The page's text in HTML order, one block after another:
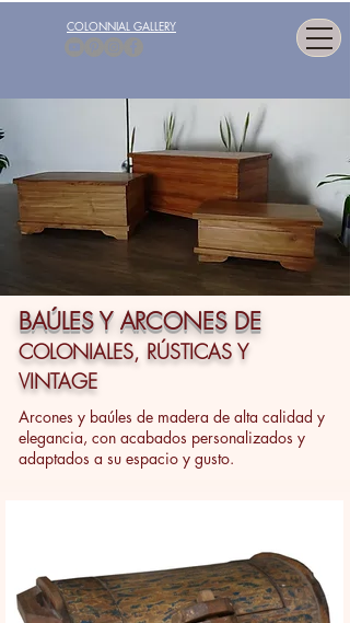
COLONNIAL GALLERY
BAÚLES Y ARCONES DE
COLONIALES, RÚSTICAS Y
VINTAGE
Arcones y baúles de madera de alta calidad y
elegancia, con acabados personalizados y
adaptados a su espacio y gusto.